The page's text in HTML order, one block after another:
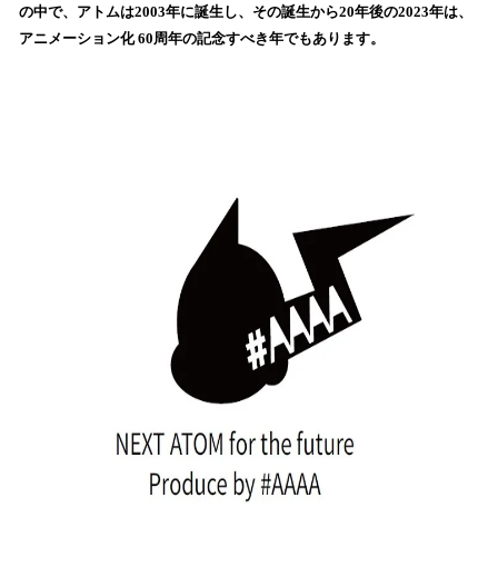
で
す
の中で、アトムは2003年に誕生し、その誕生から20年後の2023年は、
アニメーション化 60周年の記念すべき年でもあります。